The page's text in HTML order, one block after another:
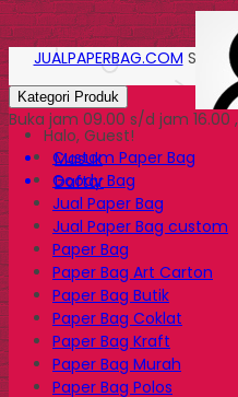
Halo, Guest!
Masuk
Daftar
JUALPAPERBAG.COM Solusi
Kategori Produk
Buka jam 09.00 s/d jam
Custom Paper Bag
Goody Bag
Jual Paper Bag
Jual Paper Bag custom
Paper Bag
Paper Bag Art Carton
Paper Bag Butik
Paper Bag Coklat
Paper Bag Kraft
Paper Bag Murah
Paper Bag Polos